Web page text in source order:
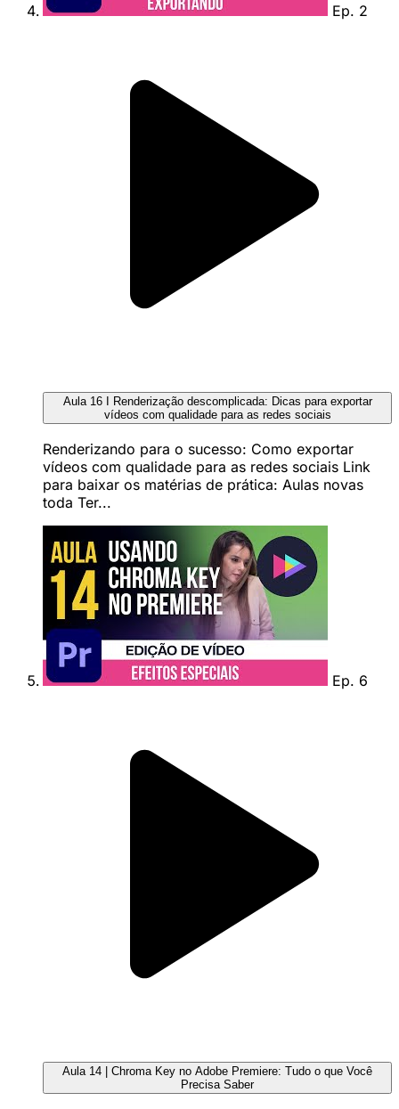
Ep. 2
Aula 16 I Renderização descomplicada: Dicas para exportar
vídeos com qualidade para as redes sociais
Renderizando para o sucesso: Como exportar
vídeos com qualidade para as redes sociais Link
para baixar os matérias de prática: Aulas novas
toda Ter...
Ep. 6
Aula 14 | Chroma Key no Adobe Premiere: Tudo o que Você
Precisa Saber